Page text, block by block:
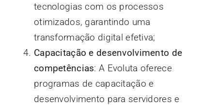
tecnologias com os processos
otimizados, garantindo uma
transformação digital efetiva;
Capacitação e desenvolvimento de
competências: A Evoluta oferece
programas de capacitação e
desenvolvimento para servidores e